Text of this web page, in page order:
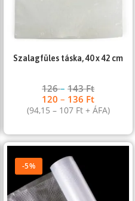
Szalagfüles táska, 40 x 42 cm
126–143Ft
120– 136 Ft
(94,15 – 107 Ft+ ÁFA)
-5%